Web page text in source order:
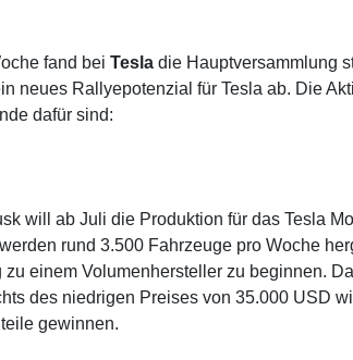
fand bei Tesla die Hauptversammlung
neues Rallyepotenzial für Tesla ab. Die
dafür sind:
will ab Juli die Produktion für das Tesla
rund 3.500 Fahrzeuge pro Woche
zu einem Volumenhersteller zu beginnen.
des niedrigen Preises von 35.000 USD
gewinnen.